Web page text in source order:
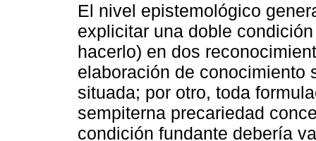
El nivel epistemológico
explicitar una doble
hacerlo) en dos
elaboración de conocimiento
situada; por otro, toda
sempiterna precariedad
condición fundante debería